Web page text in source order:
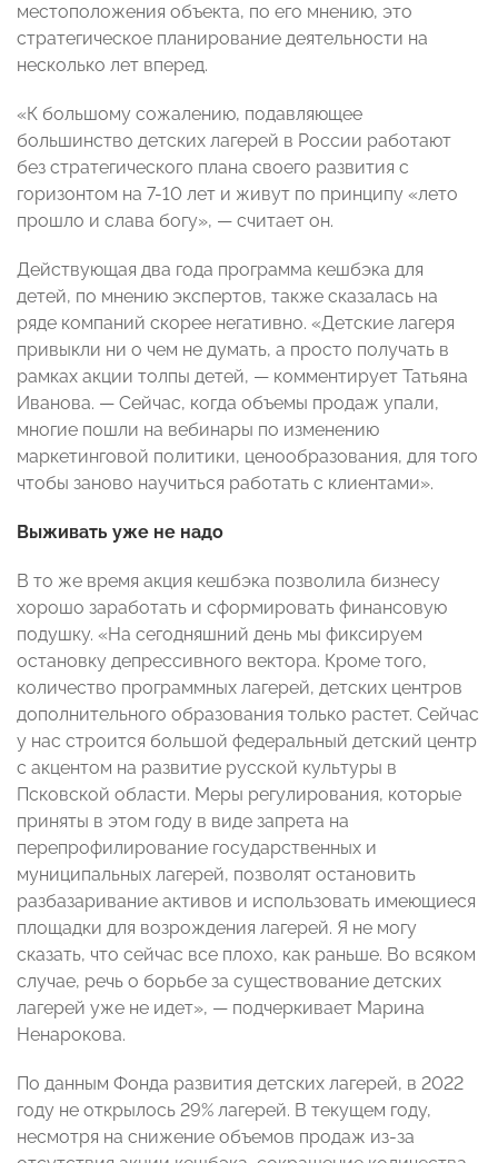
местоположения объекта, по его мнению, это
стратегическое планирование деятельности на
несколько лет вперед.
«К большому сожалению, подавляющее
большинство детских лагерей в России работают
без стратегического плана своего развития с
горизонтом на 7-10 лет и живут по принципу «лето
прошло и слава богу», — считает он.
Действующая два года программа кешбэка для
детей, по мнению экспертов, также сказалась на
ряде компаний скорее негативно. «Детские лагеря
привыкли ни о чем не думать, а просто получать в
рамках акции толпы детей, — комментирует Татьяна
Иванова. — Сейчас, когда объемы продаж упали,
многие пошли на вебинары по изменению
маркетинговой политики, ценообразования, для того
чтобы заново научиться работать с клиентами».
Выживать уже не надо
В то же время акция кешбэка позволила бизнесу
хорошо заработать и сформировать финансовую
подушку. «На сегодняшний день мы фиксируем
остановку депрессивного вектора. Кроме того,
количество программных лагерей, детских центров
дополнительного образования только растет. Сейчас
у нас строится большой федеральный детский центр
с акцентом на развитие русской культуры в
Псковской области. Меры регулирования, которые
приняты в этом году в виде запрета на
перепрофилирование государственных и
муниципальных лагерей, позволят остановить
разбазаривание активов и использовать имеющиеся
площадки для возрождения лагерей. Я не могу
сказать, что сейчас все плохо, как раньше. Во всяком
случае, речь о борьбе за существование детских
лагерей уже не идет», — подчеркивает Марина
Ненарокова.
По данным Фонда развития детских лагерей, в 2022
году не открылось 29% лагерей. В текущем году,
несмотря на снижение объемов продаж из-за